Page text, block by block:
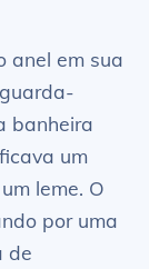
anel em sua
banheira
um
leme. O
por uma
de